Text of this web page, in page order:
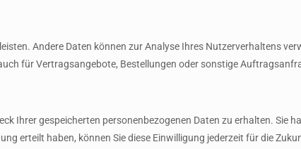
Andere Daten können zur Analyse Ihres Nutzerverhaltens
für Vertragsangebote, Bestellungen oder sonstige
Ihrer gespeicherten personenbezogenen Daten zu erhalten. Sie
erteilt haben, können Sie diese Einwilligung jederzeit für die